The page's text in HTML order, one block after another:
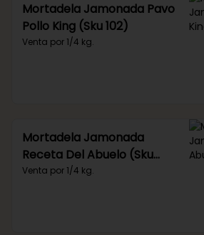
Mortadela Jamonada Pavo
Pollo King (Sku 102)
Venta por 1/4 kg.
Mortadela Jamonada
Receta Del Abuelo (Sku
177)
Venta por 1/4 kg.